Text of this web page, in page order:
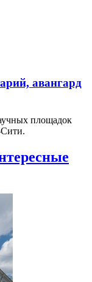
авангард
площадок